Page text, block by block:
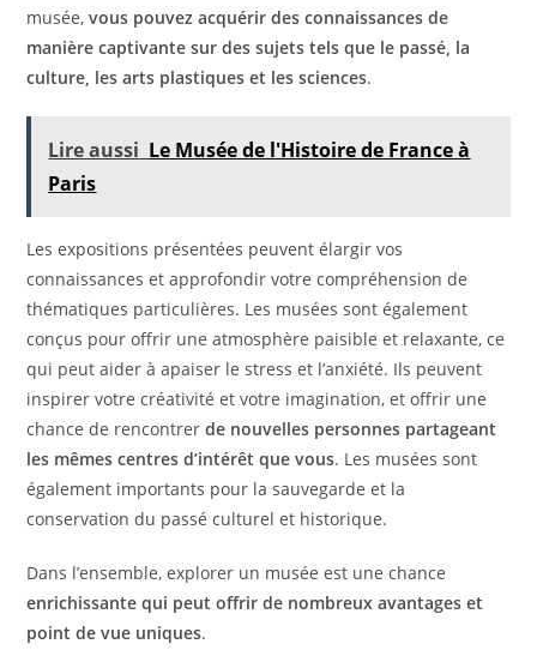
musée,vous pouvez acquérir des connaissances de
manière captivante sur des sujets tels que le passé, la
culture, les arts plastiques et les sciences.
Lire aussi Le Musée de l'Histoire de France à
Paris
Les expositions présentées peuvent élargir vos
connaissances et approfondir votre compréhension de
thématiques particulières. Les musées sont également
conçus pour offrir une atmosphère paisible et relaxante, ce
qui peut aider à apaiser le stress et l’anxiété. Ils peuvent
inspirer votre créativité et votre imagination, et offrir une
chance de rencontrerde nouvelles personnes partageant
les mêmes centres d’intérêt que vous. Les musées sont
également importants pour la sauvegarde et la
conservation du passé culturel et historique.
Dans l’ensemble, explorer un musée est une chance
enrichissante qui peut offrir de nombreux avantages et
point de vue uniques.